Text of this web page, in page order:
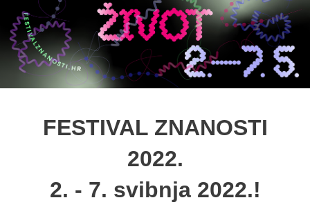
FESTIVAL ZNANOSTI
2022.
2. - 7. svibnja 2022.!